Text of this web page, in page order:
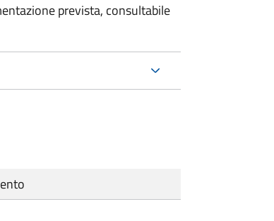
prevista, consultabile